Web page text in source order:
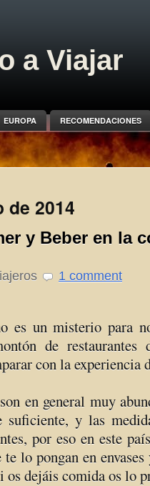
a Viajar
EUROPA RECOMENDACIONES
de 2014
y Beber en la
1 comment
es un misterio para
de
con la experiencia
en general muy
suficiente, y las
por eso en este
lo pongan en
os dejáis comida os lo